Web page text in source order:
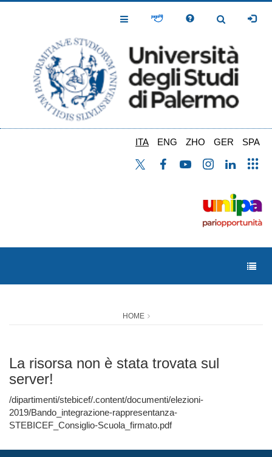
Toggle
Toggle
ITA ENG ZHO GER SPA
HOME
La risorsa non è stata trovata sul
server!
/dipartimenti/stebicef/.content/documenti/elezioni-
2019/Bando_integrazione-rappresentanza-
STEBICEF_Consiglio-Scuola_firmato.pdf